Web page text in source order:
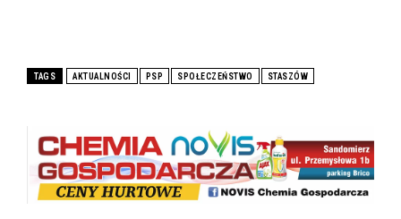
TAGS AKTUALNOŚCI PSP SPOŁECZEŃSTWO STASZÓW